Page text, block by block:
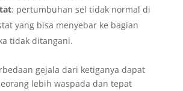
: pertumbuhan sel tidak normal di
yang bisa menyebar ke bagian
tidak ditangani.
gejala dari ketiganya dapat
lebih waspada dan tepat